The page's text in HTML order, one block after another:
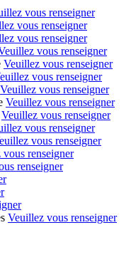
vous renseigner
vous renseigner
vous renseigner
vous renseigner
Veuillez vous renseigner
vous renseigner
Veuillez vous renseigner
Veuillez vous renseigner
Veuillez vous renseigner
vous renseigner
vous renseigner
renseigner
renseigner
Veuillez vous renseigner